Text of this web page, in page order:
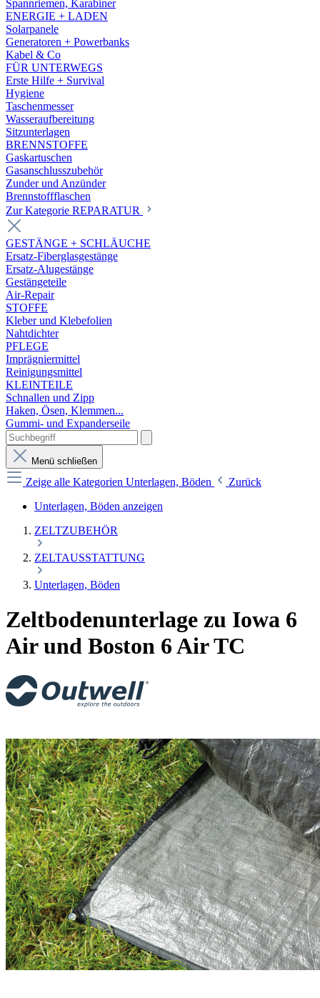
Spannriemen, Karabiner
ENERGIE + LADEN
Solarpanele
Generatoren + Powerbanks
Kabel & Co
FÜR UNTERWEGS
Erste Hilfe + Survival
Hygiene
Taschenmesser
Wasseraufbereitung
Sitzunterlagen
BRENNSTOFFE
Gaskartuschen
Gasanschlusszubehör
Zunder und Anzünder
Brennstoffflaschen
Zur Kategorie REPARATUR
GESTÄNGE + SCHLÄUCHE
Ersatz-Fiberglasgestänge
Ersatz-Alugestänge
Gestängeteile
Air-Repair
STOFFE
Kleber und Klebefolien
Nahtdichter
PFLEGE
Imprägniermittel
Reinigungsmittel
KLEINTEILE
Schnallen und Zipp
Haken, Ösen, Klemmen...
Gummi- und Expanderseile
Menü schließen
Zeige alle Kategorien Unterlagen, Böden
Zurück
Unterlagen, Böden anzeigen
ZELTZUBEHÖR
ZELTAUSSTATTUNG
Unterlagen, Böden
Zeltbodenunterlage zu Iowa 6
Air und Boston 6 Air TC